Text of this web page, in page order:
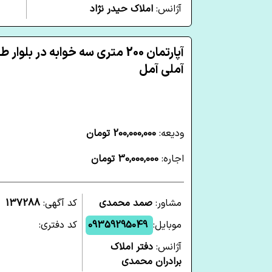
آژانس: املاک حیدر نژاد
آپارتمان 200 متری سه خوابه در
آملی آمل
ودیعه: 200,000,000 تومان
اجاره: 30,000,000 تومان
مشاور: صمد محمدی
موبایل: 09359295049
آژانس: دفتر املاک
برادران محمدی
کد آگهی: 137288
کد دفتری: